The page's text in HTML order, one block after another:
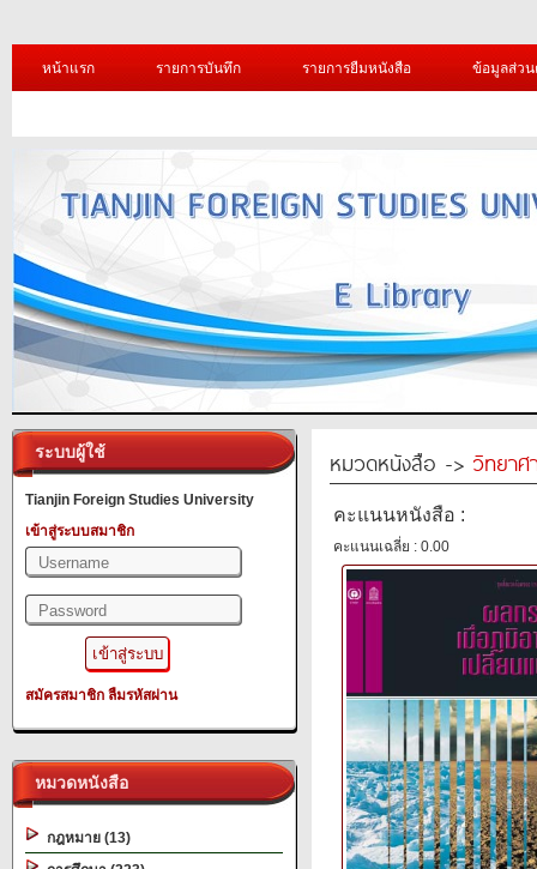
หน้าแรก รายการบันทึก รายการยืมหนังสือ ข้อมูลส่ว
ระบบผู้ใช้
Tianjin Foreign Studies University
เข้าสู่ระบบสมาชิก
สมัครสมาชิก ลืมรหัสผ่าน
หมวดหนังสือ
กฎหมาย (13)
หมวดหนังสือ -> วิทยาศ
คะแนนหนังสือ :
คะแนนเฉลี่ย : 0.00